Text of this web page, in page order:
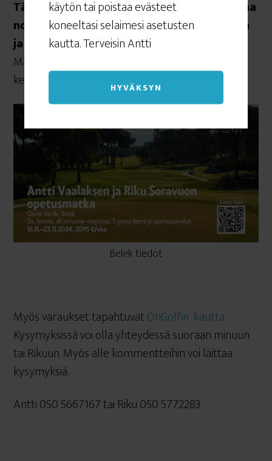
käytön tai poistaa evästeet
koneeltasi selaimesi asetusten
kautta. Terveisin Antti
HYVÄKSYN
Tällä matkalla viikko-ohjelmamme poikkeaa
normaalista siten että pelaamme aamuisin
ja treenaamme vasta kierroksen jälkeen.
Matkan tiedot
kertaa järjestäjänä toimiiOnGolf
Belek tiedot
Myös varaukset tapahtuvatOnGolfin kautta.
Kysymyksissä voi olla yhteydessä suoraan minuun
tai Rikuun. Myös alle kommentteihin voi laittaa
kysymyksiä.
Antti 050 5667167 tai Riku 050 5772283